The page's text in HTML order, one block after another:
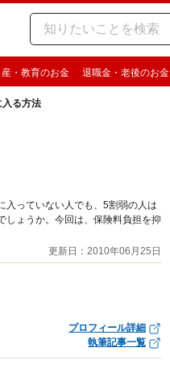
・教育のお金 退職金・老後のお金
入る方法
入っていない人でも、5割弱の人は
しょうか。今回は、保険料負担を抑
更新日：2010年06月25日
プロフィール詳細
執筆記事一覧